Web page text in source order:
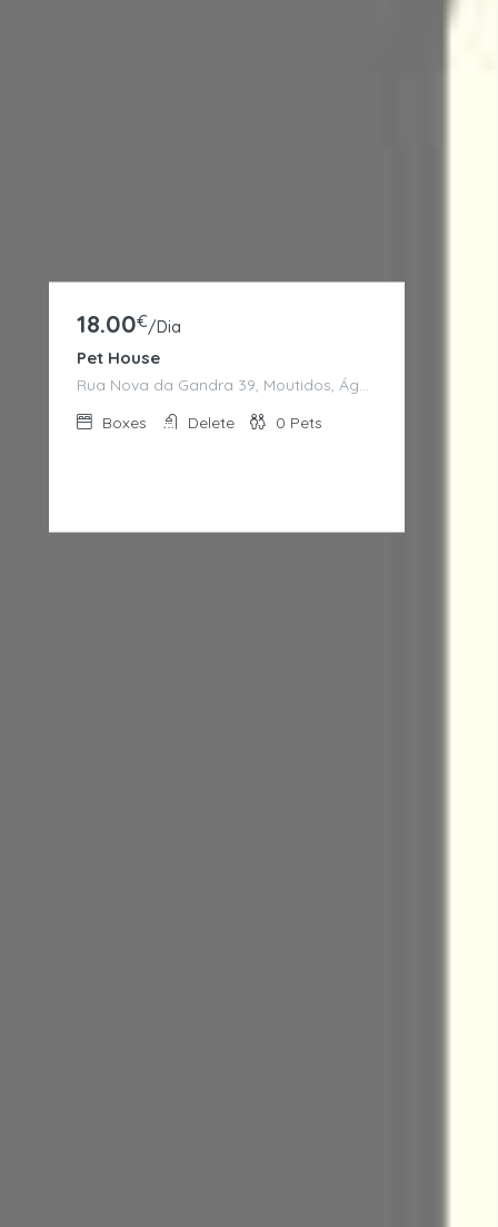
Pet House
18.00€/Dia
Boxes Delete 0 Pets